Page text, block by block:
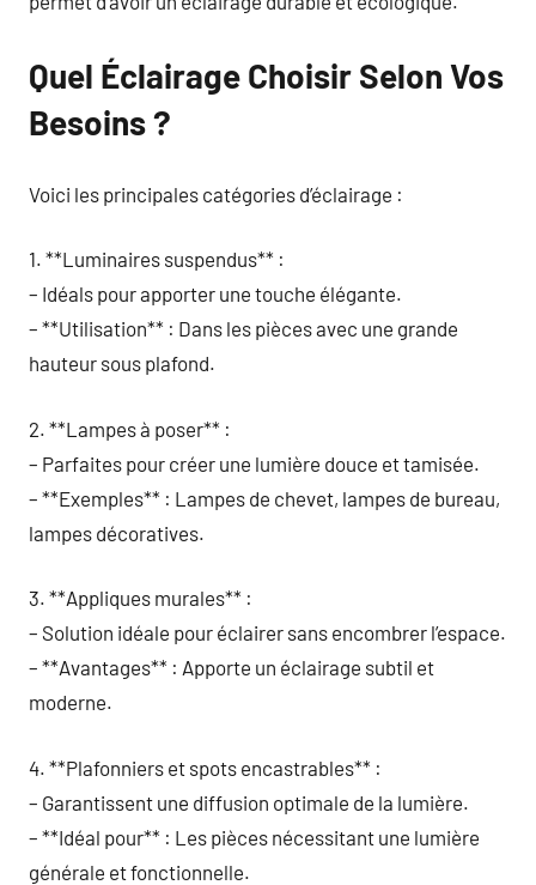
Quel Éclairage Choisir Selon Vos
Besoins ?
Voici les principales catégories d’éclairage :
1. **Luminaires suspendus** :
– Idéals pour apporter une touche élégante.
– **Utilisation** : Dans les pièces avec une grande
hauteur sous plafond.
2. **Lampes à poser** :
– Parfaites pour créer une lumière douce et tamisée.
– **Exemples** : Lampes de chevet, lampes de bureau,
lampes décoratives.
3. **Appliques murales** :
– Solution idéale pour éclairer sans encombrer l’espace.
– **Avantages** : Apporte un éclairage subtil et
moderne.
4. **Plafonniers et spots encastrables** :
– Garantissent une diffusion optimale de la lumière.
– **Idéal pour** : Les pièces nécessitant une lumière
générale et fonctionnelle.